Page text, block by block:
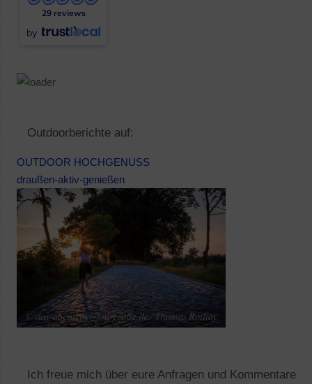
29 reviews
by
Outdoorberichte auf:
OUTDOOR HOCHGENUSS
draußen-aktiv-genießen
Ich freue mich über eure Anfragen und Kommentare